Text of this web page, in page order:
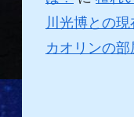
川光博との
カオリンの部